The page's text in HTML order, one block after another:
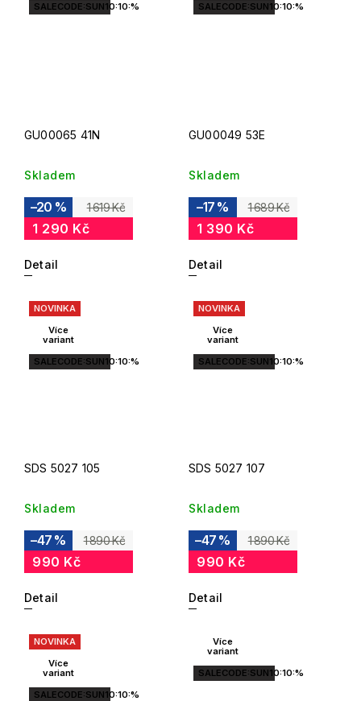
SALECODE:SUN10:10:%
GU00065 41N
Skladem
1 619 Kč
–20 %
1 290 Kč
Detail
SALECODE:SUN10:10:%
GU00049 53E
Skladem
1 689 Kč
–17 %
1 390 Kč
Detail
NOVINKA
Více
variant
SALECODE:SUN10:10:%
SDS 5027 105
Skladem
1 890 Kč
–47 %
990 Kč
Detail
NOVINKA
Více
variant
SALECODE:SUN10:10:%
SDS 5027 107
Skladem
1 890 Kč
–47 %
990 Kč
Detail
NOVINKA
Více
variant
SALECODE:SUN10:10:%
Více
variant
SALECODE:SUN10:10:%